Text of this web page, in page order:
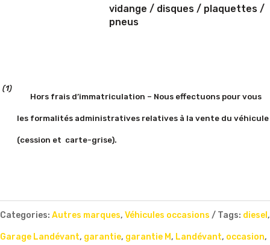
vidange / disques / plaquettes /
pneus
(1)
Hors frais d’immatriculation – Nous effectuons pour vous
les formalités administratives relatives à la vente du véhicule
(cession et carte-grise).
Categories: Autres marques, Véhicules occasions Tags: diesel ,
Garage Landévant, garantie, garantie M, Landévant, occasion,